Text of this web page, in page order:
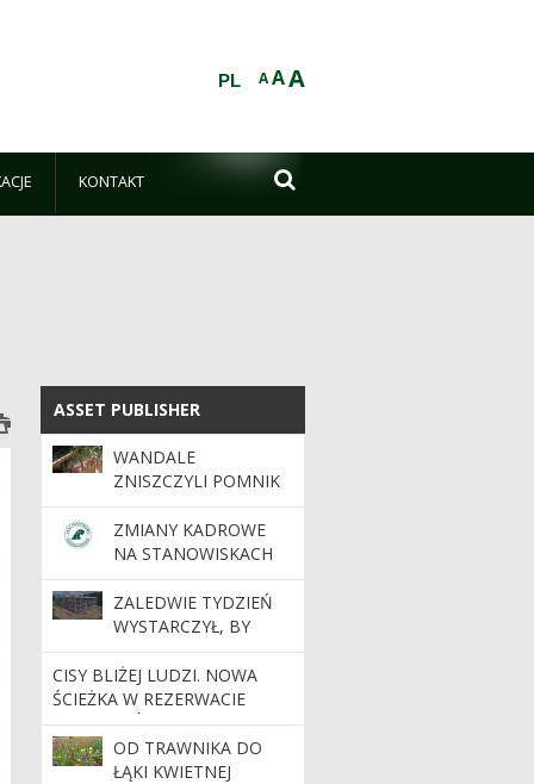
AAA
PL
KONTAKT 
ASSET PUBLISHER
ASSET PUBLISHER
WANDALE
ZNISZCZYLI POMNIK
PRZYRODY „JASKINIA
BAJKA”
ZMIANY KADROWE
NA STANOWISKACH
KIEROWNICZYCH
ZALEDWIE TYDZIEŃ
WYSTARCZYŁ, BY
POWSTAŁA BRYŁA
NOWEJ SIEDZIBY
NADLEŚNICTWA
DOBRZEJEWICE
CISY BLIŻEJ LUDZI. NOWA
ŚCIEŻKA W REZERWACIE
JELENIA GÓRA
OD TRAWNIKA DO
ŁĄKI KWIETNEJ